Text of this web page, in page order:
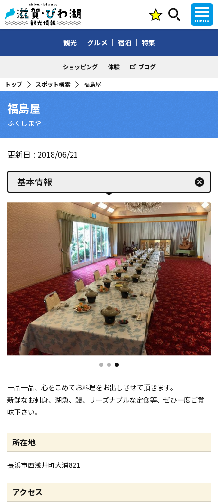
menu
観光 グルメ 宿泊 特集
ショッピング 体験 ブログ
トップ スポット検索 福島屋
福島屋
ふくしまや
更新日 2018/06/21
基本情報 cancel
一品一品、心をこめてお料理をお出しさせて頂きます。
新鮮なお刺身、湖魚、鰻、リーズナブルな定食等、ぜひ一度ご賞
味下さい。
所在地
長浜市西浅井町大浦821
アクセス